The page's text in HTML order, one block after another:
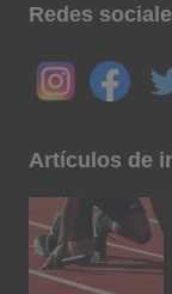
Redes
Artículos de